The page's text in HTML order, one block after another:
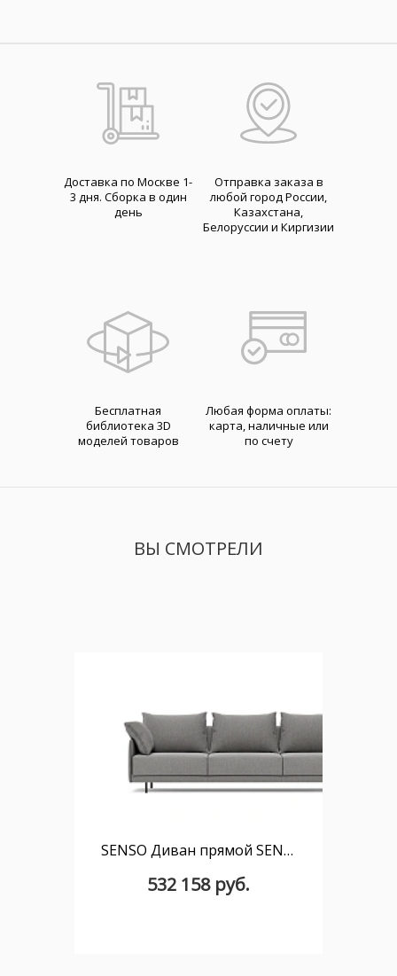
Доставка по Москве 1-
3 дня. Cборка в один
день
Отправка заказа в
любой город России,
Казахстана,
Белоруссии и Киргизии
Бесплатная
библиотека 3D
моделей товаров
Любая форма оплаты:
карта, наличные или
по счету
ВЫ СМОТРЕЛИ
SENSO Диван прямой SENS245BA
532 158 руб.